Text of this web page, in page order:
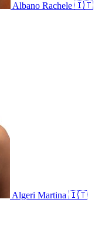
Albano Rachele 🇮🇹
Algeri Martina 🇮🇹